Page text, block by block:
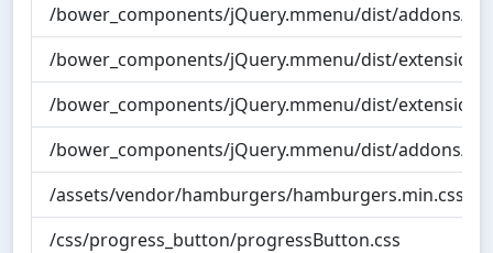
/bower_components/jQuery.mmenu/dist/addons//
/bower_components/jQuery.mmenu/dist/
/bower_components/jQuery.mmenu/dist/
/bower_components/jQuery.mmenu/dist/addons/
/assets/vendor/hamburgers/hamburgers.min.css
/css/progress_button/progressButton.css